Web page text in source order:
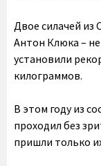
Двое силачей из
Антон Клюка –
установили
килограммов.
В этом году из
проходил без
пришли только